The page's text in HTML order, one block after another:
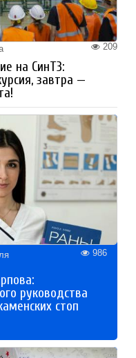
209
на СинТЗ:
завтра —
986
руководства
стоп